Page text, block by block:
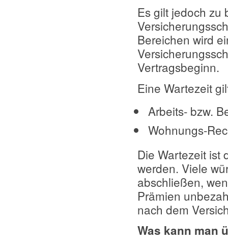
Es gilt jedoch zu
Bereichen wird
Vertragsbeginn.
Eine Wartezeit
Arbeits- bzw.
Wohnungs-
Die Wartezeit ist
werden. Viele
abschließen,
Prämien
nach dem
Was kann man